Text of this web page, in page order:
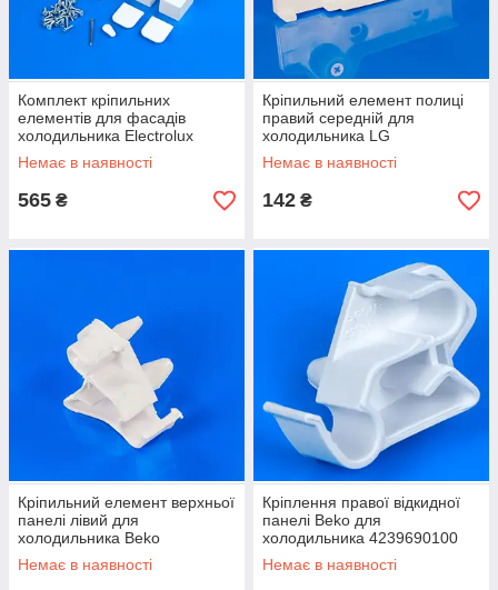
Комплект кріпильних
елементів для фасадів
холодильника Electrolux
2367192412
Немає в наявності
565 ₴
Кріпильний елемент полиці
правий середній для
холодильника LG
4975JQ2006A
Немає в наявності
142 ₴
Кріпильний елемент верхньої
панелі лівий для
холодильника Beko
4239700100
Немає в наявності
Кріплення правої відкидної
панелі Beko для
холодильника 4239690100
Немає в наявності